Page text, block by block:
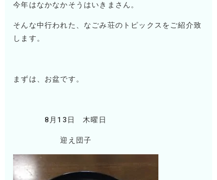
今年はなかなかそうはいきまさん。
そんな中行われた、なごみ荘のトピックスをご紹介致
します。
まずは、お盆です。
8月13日 木曜日
迎え団子